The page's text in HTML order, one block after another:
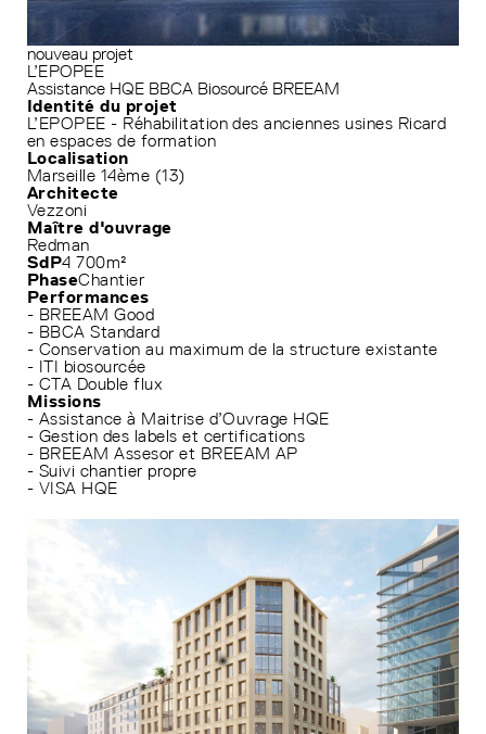
nouveau projet
L’EPOPEE
Assistance HQE BBCA Biosourcé BREEAM
Identité du projet
L’EPOPEE - Réhabilitation des anciennes usines Ricard
en espaces de formation
Localisation
Marseille 14ème (13)
Architecte
Vezzoni
Maître d'ouvrage
Redman
SdP4 700m²
PhaseChantier
Performances
- BREEAM Good
- BBCA Standard
- Conservation au maximum de la structure existante
- ITI biosourcée
- CTA Double flux
Missions
- Assistance à Maitrise d’Ouvrage HQE
- Gestion des labels et certifications
- BREEAM Assesor et BREEAM AP
- Suivi chantier propre
- VISA HQE